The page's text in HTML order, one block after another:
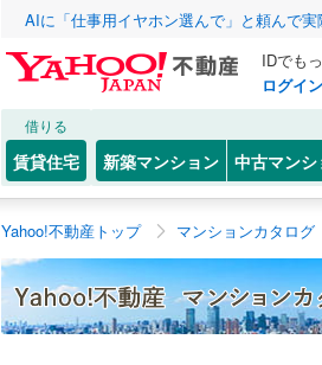
AIに「仕事用イヤホン選んで」と頼んで
IDでも
ログイン
借りる
賃貸住宅 新築マンション 中古マンシ
Yahoo!不動産トップ マンションカタログ